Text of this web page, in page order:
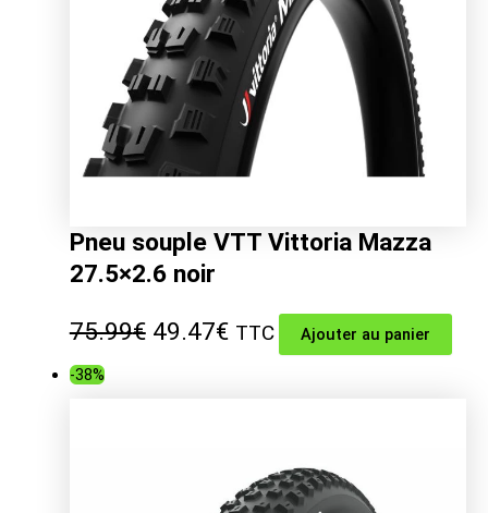
Pneu souple VTT Vittoria Mazza
27.5×2.6 noir
75.99€ Le
49.47€Le
49.47€.
TTC Ajouter au panier
-38%